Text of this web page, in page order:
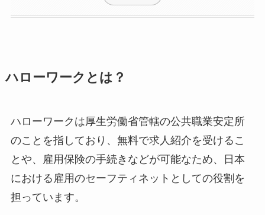
ハローワークとは？
ハローワークは厚生労働省管轄の公共職業安定所
のことを指しており、無料で求人紹介を受けるこ
とや、雇用保険の手続きなどが可能なため、日本
における雇用のセーフティネットとしての役割を
担っています。